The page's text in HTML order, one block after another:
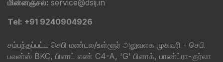
மின்னஞ்சல்: service@dsij.in
Tel: +91 9240904926
சம்பந்தப்பட்ட செபி மண்டல/உள்ளூர் அலுவலக முகவரி - செபி
பவன்ஸ் BKC, பிளாட் எண் C4-A, 'G' பிளாக், பாண்ட்ரா-குர்லா